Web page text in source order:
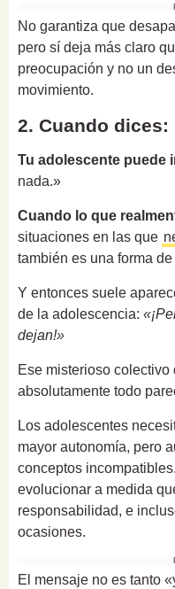
No garantiza que
pero sí deja más claro
preocupación y no un
movimiento.
2. Cuando dices:
Tu adolescente puede
nada.»
Cuando lo que
situaciones en las que
también es una forma
Y entonces suele
de la adolescencia:
dejan!»
Ese misterioso
absolutamente todo
Los adolescentes
mayor autonomía, pero
conceptos
evolucionar a medida
responsabilidad, e
ocasiones.
El mensaje no es tanto